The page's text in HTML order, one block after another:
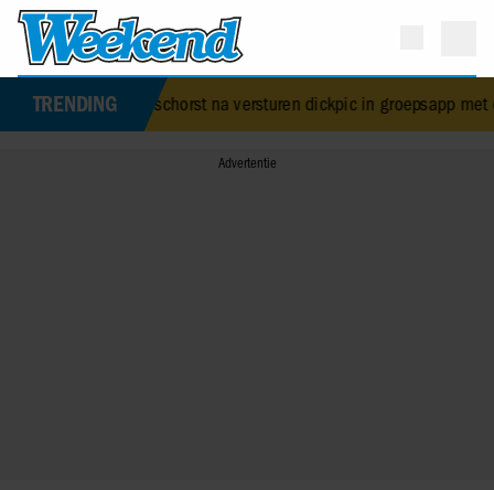
TRENDING
Menno de Boer geschorst na versturen dickpic in groepsapp met